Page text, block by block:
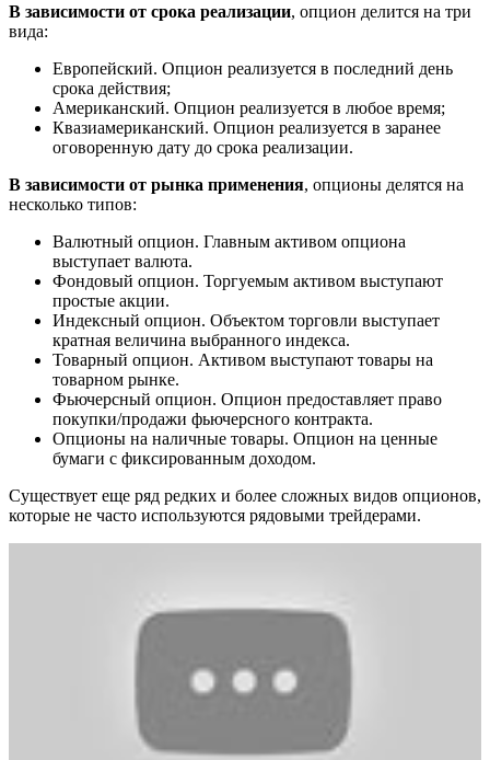
В зависимости от срока реализации, опцион делится на три
вида:
Европейский. Опцион реализуется в последний день
срока действия;
Американский. Опцион реализуется в любое время;
Квазиамериканский. Опцион реализуется в заранее
оговоренную дату до срока реализации.
В зависимости от рынка применения, опционы делятся на
несколько типов:
Валютный опцион. Главным активом опциона
выступает валюта.
Фондовый опцион. Торгуемым активом выступают
простые акции.
Индексный опцион. Объектом торговли выступает
кратная величина выбранного индекса.
Товарный опцион. Активом выступают товары на
товарном рынке.
Фьючерсный опцион. Опцион предоставляет право
покупки/продажи фьючерсного контракта.
Опционы на наличные товары. Опцион на ценные
бумаги с фиксированным доходом.
Существует еще ряд редких и более сложных видов опционов,
которые не часто используются рядовыми трейдерами.